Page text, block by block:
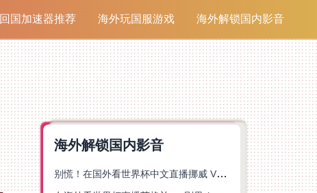
回国加速器推荐 海外玩国服游戏 海外解锁国内影音
海外解锁国内影音
别慌！在国外看世界杯中文直播挪威 VS 英格兰仅限中国大陆？这篇指南帮你搞定